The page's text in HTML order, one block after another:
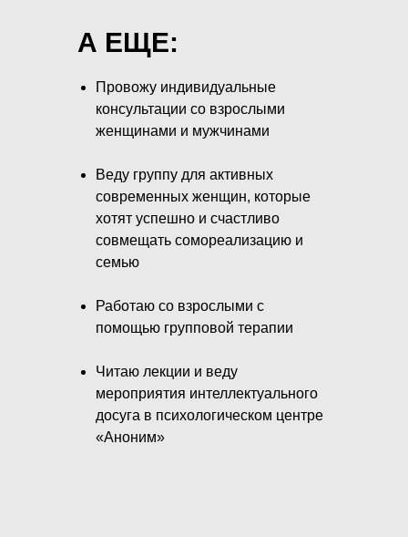
Провожу индивидуальные
консультации со взрослыми
женщинами и мужчинами
Веду группу для активных
современных женщин, которые
хотят успешно и счастливо
совмещать сомореализацию и
семью
Работаю со взрослыми с
помощью групповой терапии
Читаю лекции и веду
мероприятия интеллектуального
досуга в психологическом центре
«Аноним»
А ЕЩЕ: